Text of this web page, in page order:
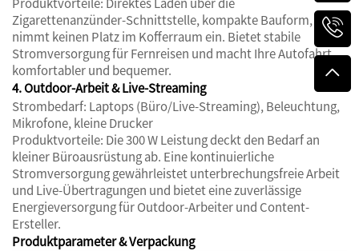
Zigarettenanzünder-Schnittstelle, kompakte Bauform,
nimmt keinen Platz im Kofferraum ein. Bietet stabile
Stromversorgung für Fernreisen und macht Ihre Autofahrt
komfortabler und bequemer.
4. Outdoor-Arbeit & Live-Streaming
Strombedarf: Laptops (Büro/Live-Streaming), Beleuchtung,
Mikrofone, kleine Drucker
Produktvorteile: Die 300 W Leistung deckt den Bedarf an
kleiner Büroausrüstung ab. Eine kontinuierliche
Stromversorgung gewährleistet unterbrechungsfreie Arbeit
und Live-Übertragungen und bietet eine zuverlässige
Energieversorgung für Outdoor-Arbeiter und Content-
Ersteller.
Produktparameter & Verpackung